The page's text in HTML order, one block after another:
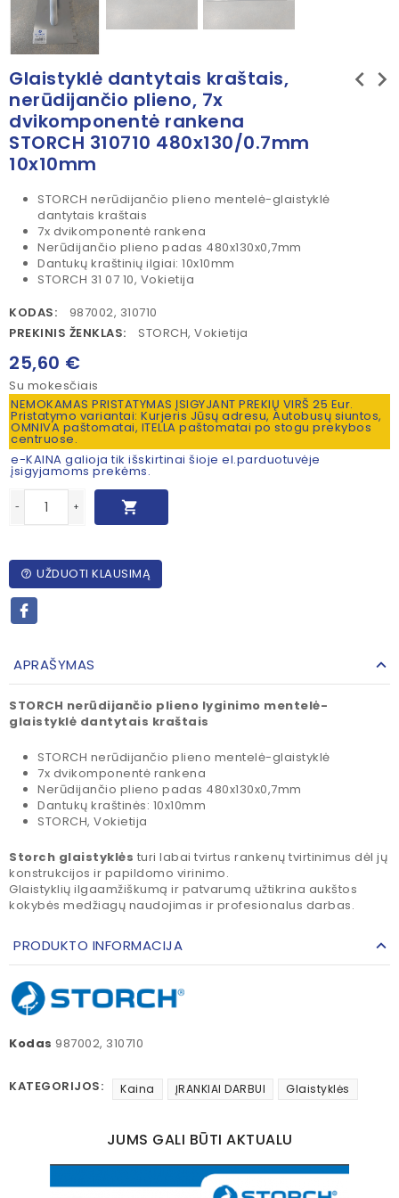
Glaistyklė dantytais kraštais,
nerūdijančio plieno, 7x
dvikomponentė rankena
STORCH 310710 480x130/0.7mm
10x10mm
chevron_left chevron_right
STORCH nerūdijančio plieno mentelė-glaistyklė
dantytais kraštais
7x dvikomponentė rankena
Nerūdijančio plieno padas 480x130x0,7mm
Dantukų kraštinių ilgiai: 10x10mm
STORCH 31 07 10, Vokietija
KODAS:
987002, 310710
PREKINIS ŽENKLAS:
STORCH, Vokietija
25,60 €
Su mokesčiais
NEMOKAMAS PRISTATYMAS ĮSIGYJANT PREKIŲ VIRŠ 25 Eur.
Pristatymo variantai: Kurjeris Jūsų adresu, Autobusų siuntos,
OMNIVA paštomatai, ITELLA paštomatai po stogu prekybos
centruose.
e-KAINA galioja tik išskirtinai šioje el.parduotuvėje
įsigyjamoms prekėms.
- + 
help_outline UŽDUOTI KLAUSIMĄ
APRAŠYMAS
STORCH nerūdijančio plieno lyginimo mentelė-
glaistyklė dantytais kraštais
STORCH nerūdijančio plieno mentelė-glaistyklė
7x dvikomponentė rankena
Nerūdijančio plieno padas 480x130x0,7mm
Dantukų kraštinės: 10x10mm
STORCH, Vokietija
Storch glaistyklės turi labai tvirtus rankenų tvirtinimus dėl jų
konstrukcijos ir papildomo virinimo.
Glaistyklių ilgaamžiškumą ir patvarumą užtikrina aukštos
kokybės medžiagų naudojimas ir profesionalus darbas.
PRODUKTO INFORMACIJA
Kodas 987002, 310710
KATEGORIJOS: Kaina ĮRANKIAI DARBUI Glaistyklės
JUMS GALI BŪTI AKTUALU